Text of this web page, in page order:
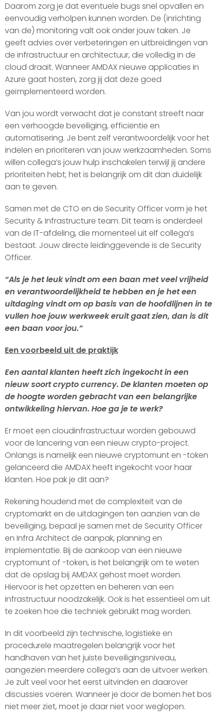
Daarom zorg je dat eventuele bugs snel opvallen en
eenvoudig verholpen kunnen worden. De (inrichting
van de) monitoring valt ook onder jouw taken. Je
geeft advies over verbeteringen en uitbreidingen van
de infrastructuur en architectuur, die volledig in de
cloud draait. Wanneer AMDAX nieuwe applicaties in
Azure gaat hosten, zorg jij dat deze goed
geïmplementeerd worden.
Van jou wordt verwacht dat je constant streeft naar
een verhoogde beveiliging, efficiëntie en
automatisering. Je bent zelf verantwoordelijk voor het
indelen en prioriteren van jouw werkzaamheden. Soms
willen collega’s jouw hulp inschakelen terwijl jij andere
prioriteiten hebt; het is belangrijk om dit dan duidelijk
aan te geven.
Samen met de CTO en de Security Officer vorm je het
Security & Infrastructure team. Dit team is onderdeel
van de IT-afdeling, die momenteel uit elf collega’s
bestaat. Jouw directe leidinggevende is de Security
Officer.
“Als je het leuk vindt om een baan met veel vrijheid
en verantwoordelijkheid te hebben en je het een
uitdaging vindt om op basis van de hoofdlijnen in te
vullen hoe jouw werkweek eruit gaat zien, dan is dit
een baan voor jou.”
Een voorbeeld uit de praktijk
Een aantal klanten heeft zich ingekocht in een
nieuw soort crypto currency. De klanten moeten op
de hoogte worden gebracht van een belangrijke
ontwikkeling hiervan. Hoe ga je te werk?
Er moet een cloudinfrastructuur worden gebouwd
voor de lancering van een nieuw crypto-project.
Onlangs is namelijk een nieuwe cryptomunt en -token
gelanceerd die AMDAX heeft ingekocht voor haar
klanten. Hoe pak je dit aan?
Rekening houdend met de complexiteit van de
cryptomarkt en de uitdagingen ten aanzien van de
beveiliging, bepaal je samen met de Security Officer
en Infra Architect de aanpak, planning en
implementatie. Bij de aankoop van een nieuwe
cryptomunt of -token, is het belangrijk om te weten
dat de opslag bij AMDAX gehost moet worden.
Hiervoor is het opzetten en beheren van een
infrastructuur noodzakelijk. Ook is het essentieel om uit
te zoeken hoe die techniek gebruikt mag worden.
In dit voorbeeld zijn technische, logistieke en
procedurele maatregelen belangrijk voor het
handhaven van het juiste beveiligingsniveau,
aangezien meerdere collega’s aan de uitvoer werken.
Je zult veel voor het eerst uitvinden en daarover
discussies voeren. Wanneer je door de bomen het bos
niet meer ziet, moet je daar niet voor weglopen.